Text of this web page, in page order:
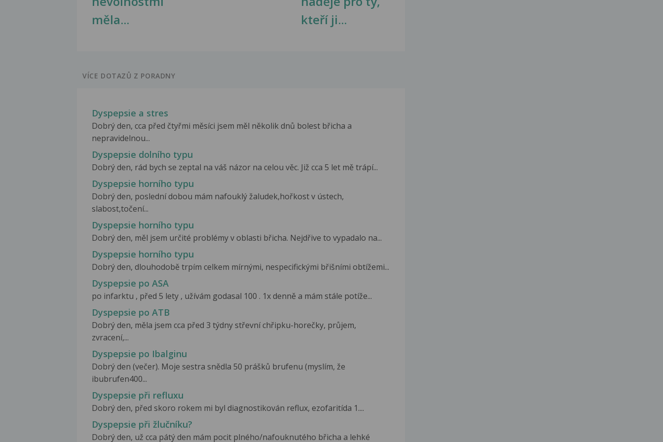
měla...
kteří ji...
VÍCE DOTAZŮ Z PORADNY
Dyspepsie a stres
Dobrý den, cca před čtyřmi měsíci jsem měl několik dnů bolest břicha a
nepravidelnou...
Dyspepsie dolního typu
Dobrý den, rád bych se zeptal na váš názor na celou věc. Již cca 5 let mě trápí...
Dyspepsie horního typu
Dobrý den, poslední dobou mám nafouklý žaludek,hořkost v ústech,
slabost,točení...
Dyspepsie horního typu
Dobrý den, měl jsem určité problémy v oblasti břicha. Nejdřive to vypadalo na...
Dyspepsie horního typu
Dobrý den, dlouhodobě trpím celkem mírnými, nespecifickými břišními obtížemi...
Dyspepsie po ASA
po infarktu , před 5 lety , užívám godasal 100 . 1x denně a mám stále potíže...
Dyspepsie po ATB
Dobrý den, měla jsem cca před 3 týdny střevní chřipku-horečky, průjem,
zvracení,...
Dyspepsie po Ibalginu
Dobrý den (večer). Moje sestra snědla 50 prášků brufenu (myslím, že
ibubrufen400...
Dyspepsie při refluxu
Dobrý den, před skoro rokem mi byl diagnostikován reflux, ezofaritída 1....
Dyspepsie při žlučníku?
Dobrý den, už cca pátý den mám pocit plného/nafouknutého břicha a lehké